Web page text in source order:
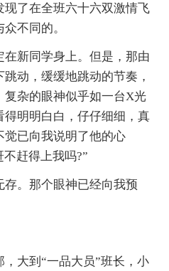
了在全班六十六双激情飞
不同的。
新同学身上。但是，那由
动，缓缓地跳动的节奏，
杂的眼神似乎如一台X光
明明白白，仔仔细细，真
觉已向我说明了他的心
赶得上我吗?”
。那个眼神已经向我预
大到“一品大员”班长，小